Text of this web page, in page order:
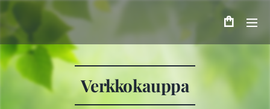
Verkkokauppa